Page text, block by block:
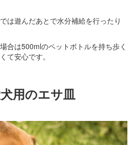
は遊んだあとで水分補給を行ったり
合は500mlのペットボトルを持ち歩く
て安心です。
用のエサ皿